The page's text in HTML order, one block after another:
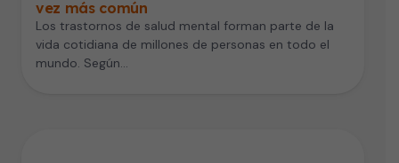
vez más común
Los trastornos de salud mental forman parte de la
vida cotidiana de millones de personas en todo el
mundo. Según…